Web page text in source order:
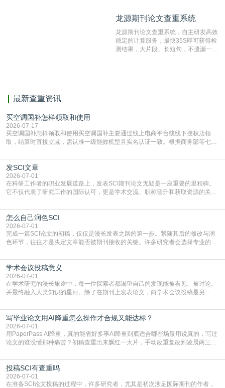
编辑部检测来稿和已发表的文献,检测
测时注意填写第一作者,才能排除已发
表文献复制比。（限制字符数1万）
龙源期刊论文查重系统
龙源期刊论文查重系统，自主研发高效
稳定的计算服务，最快35S即可获得检
测结果，大片段、长短句，不遗漏一处
最新查重资讯
买空调国补怎样领取和使用
2026-07-17
买空调国补怎样领取和使用买空调国补主要通过线上电商平台或线下授权店领
取，结算时直接立减‌，需认准一级能效机型且实名认证一致。根据商务部等七部
能领到补贴首选‌京东APP‌搜索专属口令(如【家电补贴1637】、【国补立省
4949】等，口令会随活动更新，以页面显示为准)进入补贴专场。淘宝/天猫也可
复制粘贴【8$FKFGgJq
发SCI文章
2026-07-01
在科研工作者的职业发展道路上，发表SCI期刊论文无疑是一座重要的里程碑。
它不仅代表了研究工作的国际认可，更是学术交流、职称晋升和获取资源的关键
战与困惑。从选题立意到投稿回应，每一步都需要精心的策略与扎实的工作。本
篇AEIC学术交流中心小编就为大家介绍“发SCI文章”。一、精准定位是成功的第
一步发表SCI文章，首要解决的问题是“投
怎么自己润色SCI
2026-07-01
完成一篇SCI论文的初稿，仅仅是漫长发表之路的第一步。紧随其后的修改与润
色环节，往往才是决定文章能否被期刊接收的关键。许多研究者会选择专业的语
质量，更能在此过程中深化对学术写作的理解。如何系统、高效地打磨自己的论
文，使其在语言和学术表达上更符合国际期刊的要求，是每位研究者值得投入学
习的技能。本篇AEIC学术交流中心小编就为大家介
学术会议投稿意义
2026-07-01
在学术研究的漫长旅途中，每一位探索者都渴望自己的发现能被看见、被讨论、
并最终融入人类知识的星河。除了在期刊上发表论文，向学术会议投稿是另一个
广阔学术天地的大门，连接着个体研究与社会网络。本篇AEIC学术交流中心小编
就为大家介绍“学术会议投稿意义”。一、加速研究成果的传播与反馈学术会议通
常具有周期短、时效性强的特点。相比期刊漫长的
写毕业论文用AI降重怎么操作才合规又能达标？
2026-07-01
用PaperPass AI降重，真的能省好多事AI降重到底适合哪些场景用说真的，写过
论文的谁没懂那种痛苦？初稿查重出来飘红一大片，手动改重复改到凌晨两三
到秃头。这时候靠谱的AI降重真的就是救命稻草，选对工具，半天就能搞定你两
三天都做不完的事。不是所有人都需要用AI降重，但如果你符合下面这些场景，
真的可以试试：初稿写完重复率远超要
投稿SCI有查重吗
2026-07-01
在准备SCI论文投稿的过程中，许多研究者，尤其是初次涉足国际期刊的作者，